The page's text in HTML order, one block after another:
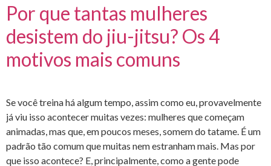
Por que tantas mulheres
desistem do jiu-jitsu? Os 4
motivos mais comuns
Se você treina há algum tempo, assim como eu, provavelmente
já viu isso acontecer muitas vezes: mulheres que começam
animadas, mas que, em poucos meses, somem do tatame. É um
padrão tão comum que muitas nem estranham mais. Mas por
que isso acontece? E, principalmente, como a gente pode